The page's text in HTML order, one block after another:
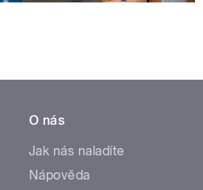
O nás
Jak nás naladíte
Nápověda